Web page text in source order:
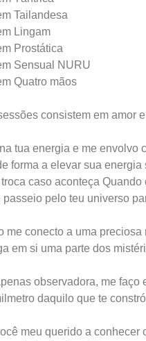
Tailandesa
Lingam
Prostática
Sensual NURU
Quatro mãos
consistem em amor
tua energia e me envolvo
forma a elevar sua energia
caso aconteça Quando
passeio pelo teu universo
me conecto a uma preciosa
em si uma parte dos
observadora, me faço
daquilo que te
meu querido a conhecer